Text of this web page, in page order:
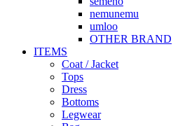
nemunemu
umloo
OTHER BRAND
ITEMS
Coat / Jacket
Tops
Dress
Bottoms
Legwear